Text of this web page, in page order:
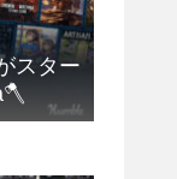
スター